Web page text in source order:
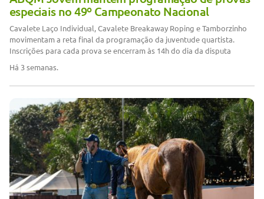
especiais no 49º Campeonato Nacional
Cavalete Laço Individual, Cavalete Breakaway Roping e Tamborzinho
movimentam a reta final da programação da juventude quartista.
Inscrições para cada prova se encerram às 14h do dia da disputa
Há 3 semanas.